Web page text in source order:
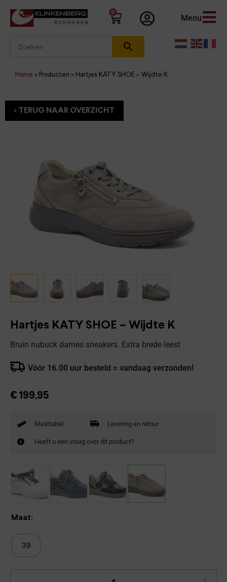
0
Menu
Home » Producten » Hartjes KATY SHOE – Wijdte K
Hartjes KATY SHOE – Wijdte K
Bruin nubuck dames sneakers. Extra brede leest
Vóór 16.00 uur besteld = vandaag verzonden!
€ 199,95
Maattabel Levering en retour
Heeft u een vraag over dit product?
Maat:
39